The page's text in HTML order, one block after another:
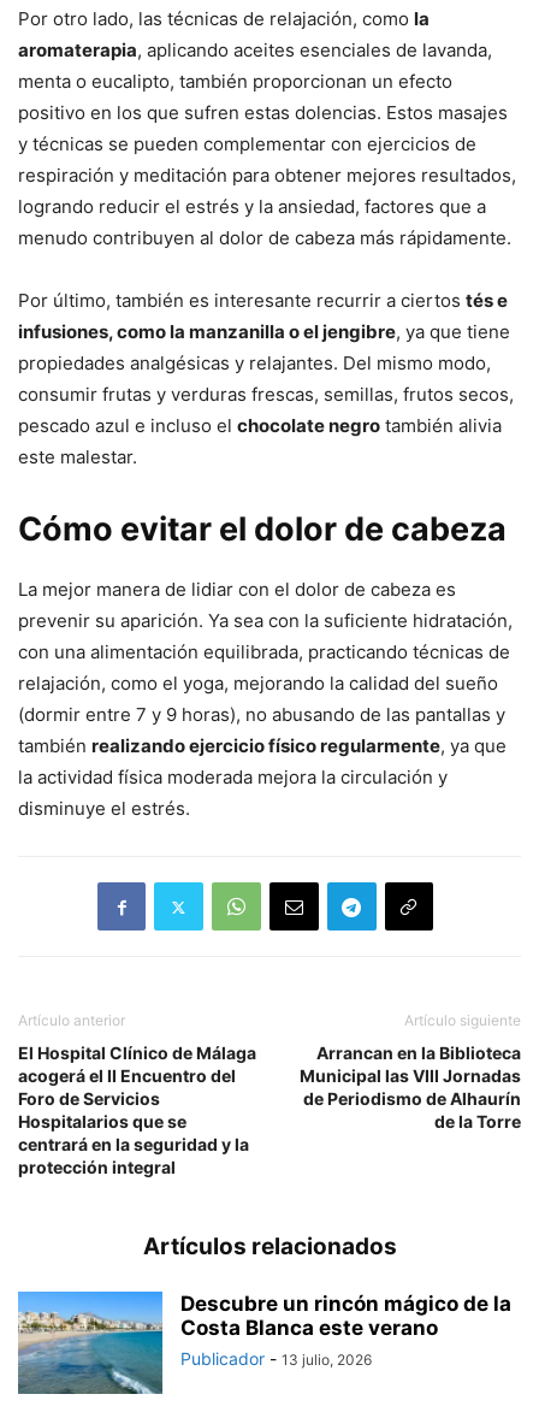
Por otro lado, las técnicas de relajación, como la
aromaterapia, aplicando aceites esenciales de lavanda,
menta o eucalipto, también proporcionan un efecto
positivo en los que sufren estas dolencias. Estos masajes
y técnicas se pueden complementar con ejercicios de
respiración y meditación para obtener mejores resultados,
logrando reducir el estrés y la ansiedad, factores que a
menudo contribuyen al dolor de cabeza más rápidamente.
Por último, también es interesante recurrir a ciertos tés e
infusiones, como la manzanilla o el jengibre, ya que tiene
propiedades analgésicas y relajantes. Del mismo modo,
consumir frutas y verduras frescas, semillas, frutos secos,
pescado azul e incluso el chocolate negro también alivia
este malestar.
Cómo evitar el dolor de cabeza
La mejor manera de lidiar con el dolor de cabeza es
prevenir su aparición. Ya sea con la suficiente hidratación,
con una alimentación equilibrada, practicando técnicas de
relajación, como el yoga, mejorando la calidad del sueño
(dormir entre 7 y 9 horas), no abusando de las pantallas y
también realizando ejercicio físico regularmente, ya que
la actividad física moderada mejora la circulación y
disminuye el estrés.
Artículo anterior
El Hospital Clínico de Málaga
acogerá el II Encuentro del
Foro de Servicios
Hospitalarios que se
centrará en la seguridad y la
protección integral
Artículo siguiente
Arrancan en la Biblioteca
Municipal las VIII Jornadas
de Periodismo de Alhaurín
de la Torre
Artículos relacionados
Descubre un rincón mágico de la
Costa Blanca este verano
Publicador - 13 julio, 2026